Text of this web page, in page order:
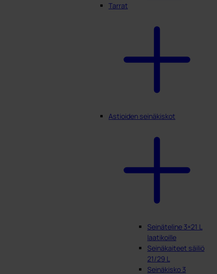
Tarrat
Astioiden seinäkiskot
Seinäteline 3×21 L
laatikoille
Seinäkaiteet säiliö
21/29 L
Seinäkisko 3